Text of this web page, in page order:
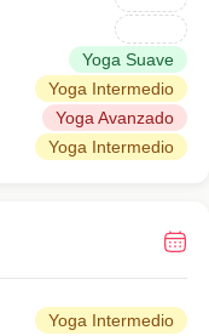
Yoga Suave
Yoga Intermedio
Yoga Avanzado
Yoga Intermedio
Yoga Intermedio